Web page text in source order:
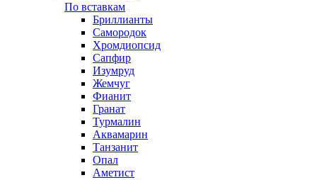
По вставкам
Бриллианты
Самородок
Хромдиопсид
Сапфир
Изумруд
Жемчуг
Фианит
Гранат
Турмалин
Аквамарин
Танзанит
Опал
Аметист